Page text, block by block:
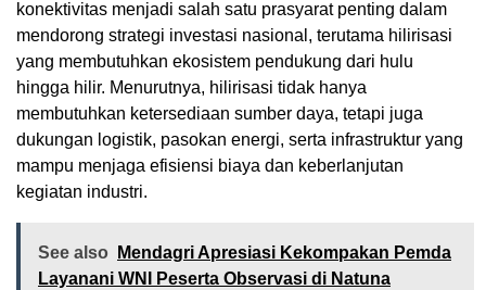
konektivitas menjadi salah satu prasyarat penting dalam
mendorong strategi investasi nasional, terutama hilirisasi
yang membutuhkan ekosistem pendukung dari hulu
hingga hilir. Menurutnya, hilirisasi tidak hanya
membutuhkan ketersediaan sumber daya, tetapi juga
dukungan logistik, pasokan energi, serta infrastruktur yang
mampu menjaga efisiensi biaya dan keberlanjutan
kegiatan industri.
See also
Mendagri Apresiasi Kekompakan Pemda
Layanani WNI Peserta Observasi di Natuna